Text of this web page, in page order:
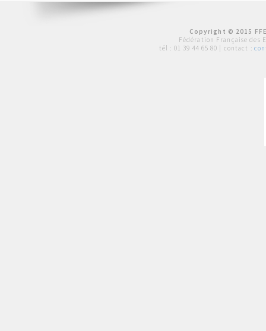
Copyright © 2015
Fédération Française des
tél : 01 39 44 65 80 | contact :